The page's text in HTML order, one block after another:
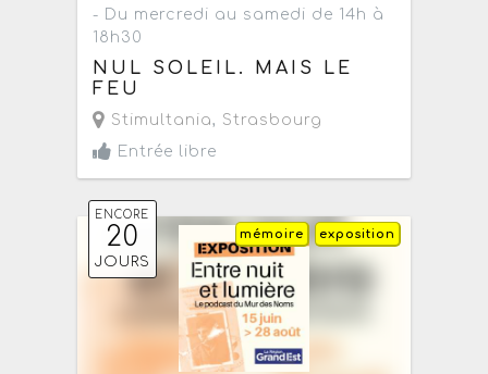
- Du mercredi au samedi de 14h à
18h30
NUL SOLEIL. MAIS LE
FEU
Stimultania, Strasbourg
Entrée libre
ENCORE
20
JOURS
exposition
mémoire